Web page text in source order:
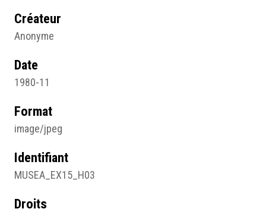
Créateur
Anonyme
Date
1980-11
Format
image/jpeg
Identifiant
MUSEA_EX15_H03
Droits